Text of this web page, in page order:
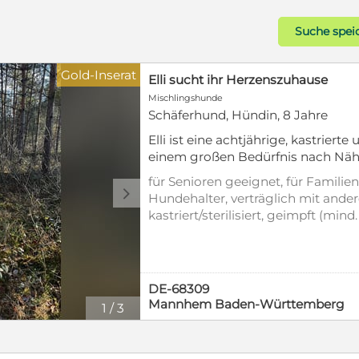
Suche
1 /3
d
Gold-Inserat Elli sucht ihr Herzenszuhause
Mischlingshunde
Schäferhund, Hündin, 8 Jahre
Elli ist eine achtjährige, kastrierte
einem großen Bedürfnis nach
menschenbezogen, verschmust
Bezugspersonen zu verbringen.
gerne und genießt entspannte
und bewegt sich mit Freude. Mit
Orientierung und Halt gibt. Wenn
wunderbar loslassen und zur
Umfeld wäre ideal. Ältere Kinder
nur Kleinkinder stressen sie
für Senioren geeignet, für
Hundehalter, verträglich mit
kastriert/sterilisiert, geimpft
DE-68309
Mannhem Baden-Württemberg